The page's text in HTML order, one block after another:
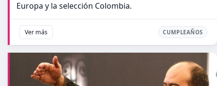
Europa y la selección Colombia.
Ver más CUMPLEAÑOS